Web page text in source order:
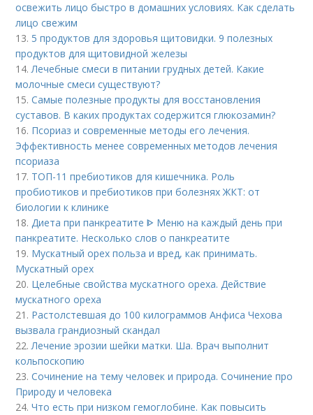
освежить лицо быстро в домашних условиях. Как сделать
лицо свежим
13. 5 продуктов для здоровья щитовидки. 9 полезных
продуктов для щитовидной железы
14.Лечебные смеси в питании грудных детей. Какие
молочные смеси существуют?
15.Самые полезные продукты для восстановления
суставов. В каких продуктах содержится глюкозамин?
16. Псориаз и современные методы его лечения.
Эффективность менее современных методов лечения
псориаза
17. ТОП-11 пребиотиков для кишечника. Роль
пробиотиков и пребиотиков при болезнях ЖКТ: от
биологии к клинике
18.Диета при панкреатите ᐈ Меню на каждый день при
панкреатите. Несколько слов о панкреатите
19. Мускатный орех польза и вред, как принимать.
Мускатный орех
20. Целебные свойства мускатного ореха. Действие
мускатного ореха
21. Растолстевшая до 100 килограммов Анфиса Чехова
вызвала грандиозный скандал
22.Лечение эрозии шейки матки. Ша. Врач выполнит
кольпоскопию
23.Сочинение на тему человек и природа. Сочинение про
Природу и человека
24.Что есть при низком гемоглобине. Как повысить